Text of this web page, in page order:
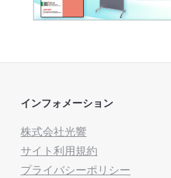
インフォメーション
株式会社光響
サイト利用規約
プライバシーポリシー